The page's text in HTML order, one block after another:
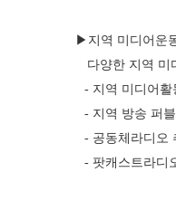
▶지역 미디어운
다양한 지역
- 지역 미디어활
- 지역 방송 퍼
- 공동체라디오
- 팟캐스트라디